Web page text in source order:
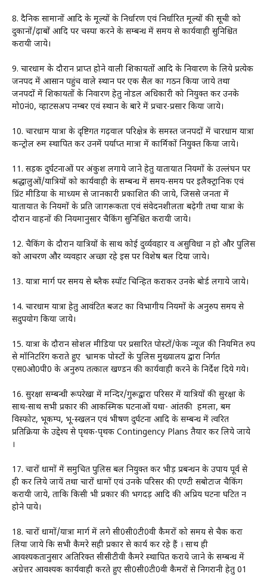
8. दैनिक सामानों आदि के मूल्यों के निर्धारण एवं निर्धारित मूल्यों की सूची को
दुकानों/ढ़ाबों आदि पर चस्पा करने के सम्बन्ध में समय से कार्यवाही सुनिश्चित
करायी जाये।
9. चारधाम के दौरान प्राप्त होने वाली शिकायतों आदि के निवारण के लिये प्रत्येक
जनपद में आसान पहुंच वाले स्थान पर एक सैल का गठन किया जाये तथा
जनपदों में शिकायतों के निवारण हेतु नोडल अधिकारी को नियुक्त कर उनके
मो0नं0, व्हाटसअप नम्बर एवं स्थान के बारे में प्रचार-प्रसार किया जाये।
10. चारधाम यात्रा के दृष्टिगत गढ़वाल परिक्षेत्र के समस्त जनपदों में चारधाम यात्रा
कन्ट्रोल रुम स्थापित कर उनमें पर्याप्त मात्रा में कार्मिकों नियुक्त किया जाये।
11. सड़क दुर्घटनाओं पर अंकुश लगाये जाने हेतु यातायात नियमों के उल्लंघन पर
श्रद्धालुओं/यात्रियों को कार्यवाही के सम्बन्ध में समय-समय पर इलैक्ट्रानिक एवं
प्रिंट मीडिया के माध्यम से जानकारी प्रकाशित की जाये, जिससे जनता में
यातायात के नियमों के प्रति जागरूकता एवं संवेदनशीलता बढ़ेगी तथा यात्रा के
दौरान वाहनों की नियमानुसार चैकिंग सुनिश्चित करायी जाये।
12. चैकिंग के दौरान यात्रियों के साथ कोई दुर्व्यवहार व असुविधा न हो और पुलिस
को आचरण और व्यवहार अच्छा रहे इस पर विशेष बल दिया जाये।
13. यात्रा मार्ग पर समय से ब्लैक स्पॉट चिन्हित कराकर उनके बोर्ड लगाये जाये।
14. चारधाम यात्रा हेतु आवंटित बजट का विभागीय नियमों के अनुरुप समय से
सदुपयोग किया जाये।
15. यात्रा के दौरान सोशल मीडिया पर प्रसारित पोस्टों/फेक न्यूज की नियमित रुप
से मॉनिटरिंग कराते हुए भ्रामक पोस्टों के पुलिस मुख्यालय द्वारा निर्गत
एस0ओ0पी0 के अनुरुप तत्काल खण्डन की कार्यवाही करने के निर्देश दिये गये।
16. सुरक्षा सम्बन्धी रूपरेखा में मन्दिर/गुरूद्वारा परिसर में यात्रियों की सुरक्षा के
साथ-साथ सभी प्रकार की आकस्मिक घटनाओं यथा- आंतकी हमला, बम
विस्फोट, भूकम्प, भू-स्खलन एवं भीषण दुर्घटना आदि के सम्बन्ध में त्वरित
प्रतिक्रिया के उद्देश्य से पृथक-पृथक Contingency Plans तैयार कर लिये जाये
।
17. चारों धामों में समुचित पुलिस बल नियुक्त कर भीड़ प्रबन्धन के उपाय पूर्व से
ही कर लिये जायें तथा चारों धामों एवं उनके परिसर की एण्टी सबोटाज चैकिंग
करायी जाये, ताकि किसी भी प्रकार की भगदड़ आदि की अप्रिय घटना घटित न
होने पाये।
18. चारों धामों/यात्रा मार्ग में लगे सी0सी0टी0वी कैमरों को समय से चैक करा
लिया जाये कि सभी कैमरे सही प्रकार से कार्य कर रहे हैं । साथ ही
आवश्यकतानुसार अतिरिक्त सीसीटीवी कैमरे स्थापित कराये जाने के सम्बन्ध में
अग्रेत्तर आवश्यक कार्यवाही करते हुए सी0सी0टी0वी कैमरों से निगरानी हेतु 01